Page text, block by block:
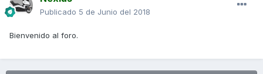
Publicado 5 de Junio del 2018
Bienvenido al foro.